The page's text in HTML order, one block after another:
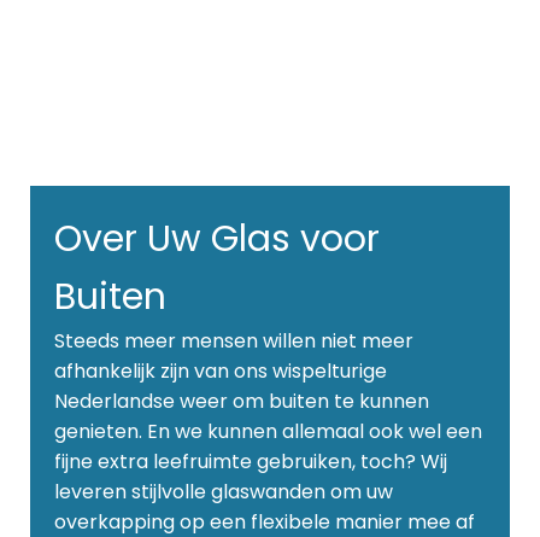
Over Uw Glas voor
Buiten
Steeds meer mensen willen niet meer
afhankelijk zijn van ons wispelturige
Nederlandse weer om buiten te kunnen
genieten. En we kunnen allemaal ook wel een
fijne extra leefruimte gebruiken, toch? Wij
leveren stijlvolle glaswanden om uw
overkapping op een flexibele manier mee af